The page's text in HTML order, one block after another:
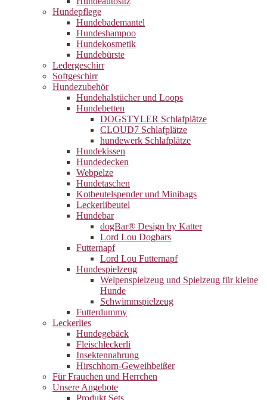
Hundepflege
Hundebademantel
Hundeshampoo
Hundekosmetik
Hundebürste
Ledergeschirr
Softgeschirr
Hundezubehör
Hundehalstücher und Loops
Hundebetten
DOGSTYLER Schlafplätze
CLOUD7 Schlafplätze
hundewerk Schlafplätze
Hundekissen
Hundedecken
Webpelze
Hundetaschen
Kotbeutelspender und Minibags
Leckerlibeutel
Hundebar
dogBar® Design by Katter
Lord Lou Dogbars
Futternapf
Lord Lou Futternapf
Hundespielzeug
Welpenspielzeug und Spielzeug für kleine
Hunde
Schwimmspielzeug
Futterdummy
Leckerlies
Hundegebäck
Fleischleckerli
Insektennahrung
Hirschhorn-Geweihbeißer
Für Frauchen und Herrchen
Unsere Angebote
Produkt Sets